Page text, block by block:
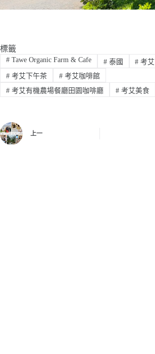
標籤
#Tawe Organic Farm & Cafe #泰國 # 考艾
#考艾下午茶 #考艾咖啡館
#考艾有機農場餐廳田園咖啡廳 #考艾美食
上一